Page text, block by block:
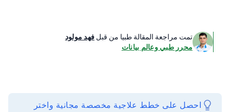
تمت مراجعة المقالة طبيا من قبل فهد مولود
محرر طبي وعالم بيانات
احصل على خطط علاجية مخصصة مجانية واختر